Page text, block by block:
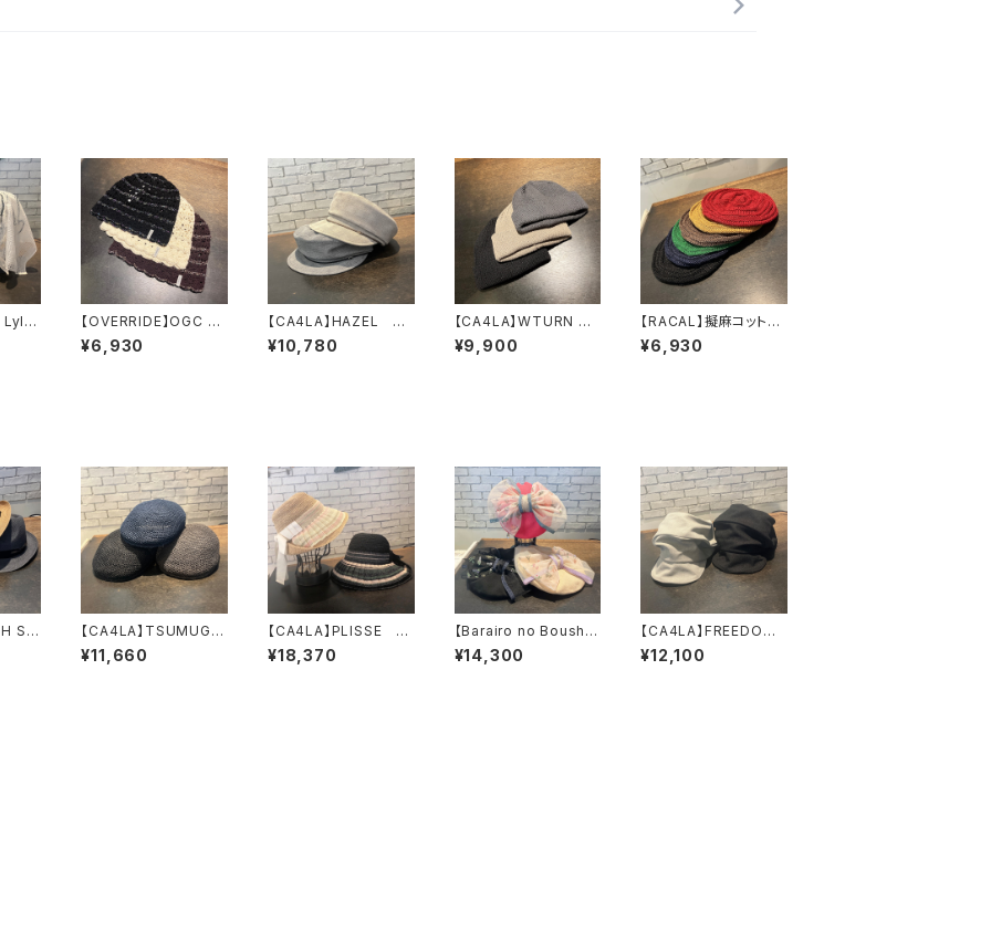
Lylli
【OVERRIDE】OGC C
ROCHET BEANIE SG
ニット 261
¥6,930
【CA4LA】HAZEL
キャスケット TO
Z00127
¥10,780
【CA4LA】WTURN W
ASH11 ニット
ZKN02642
¥9,900
【RACAL】擬麻コットン
ラスタタムベレー
ベレー RL-26-14
¥6,930
SO
【CA4LA】TSUMUGI
HUN ハンチン
グ ZKN02723
¥11,660
【CA4LA】PLISSE
ハット TKU001
19
¥18,370
【Barairo no Boushi】
花柄オーガンジーリボ
ンベレー ベレ
¥14,300
【CA4LA】FREEDOM
JOURNEY REPL 2
キャスケット
¥12,100